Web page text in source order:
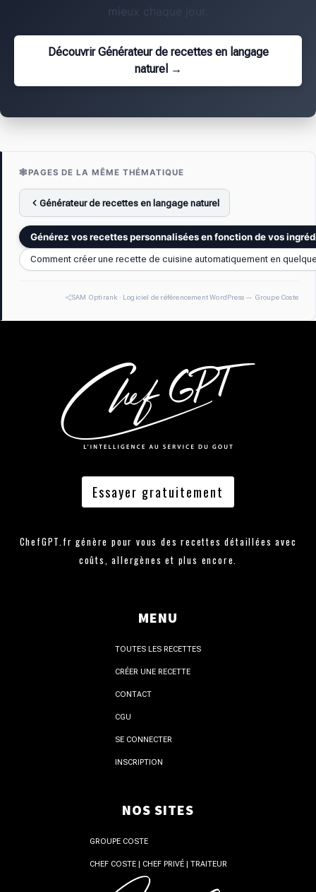
mieux chaque jour.
Découvrir Générateur de recettes en langage
naturel →
🕸️PAGES DE LA MÊME THÉMATIQUE
Générateur de recettes en langage naturel
Générez vos recettes personnalisées en fonction de vos
Comment créer une recette de cuisine automatiquement en
SAM Optirank · Logiciel de référencement WordPress — Groupe Coste
Essayer gratuitement
ChefGPT.fr génère pour vous des recettes détaillées avec
coûts, allergènes et plus encore.
MENU
TOUTES LES RECETTES
CRÉER UNE RECETTE
CONTACT
CGU
SE CONNECTER
INSCRIPTION
NOS SITES
GROUPE COSTE
CHEF COSTE | CHEF PRIVÉ | TRAITEUR